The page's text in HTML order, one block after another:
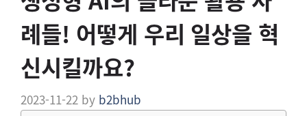
례들! 어떻게 우리 일상을 혁
신시킬까요?
2023-11-22 by b2bhub